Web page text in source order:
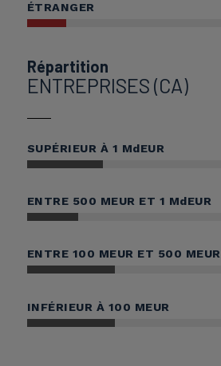
ÉTRANGER
Répartition
ENTREPRISES (CA)
SUPÉRIEUR À 1 MdEUR
ENTRE 500 MEUR ET 1 MdEUR
ENTRE 100 MEUR ET 500 MEUR
INFÉRIEUR À 100 MEUR